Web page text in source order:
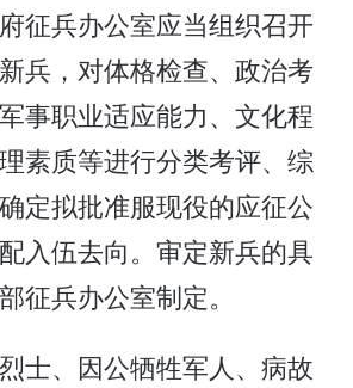
征兵办公室应当组织召开
兵，对体格检查、政治考
事职业适应能力、文化程
素质等进行分类考评、综
定拟批准服现役的应征公
入伍去向。审定新兵的具
征兵办公室制定。
士、因公牺牲军人、病故